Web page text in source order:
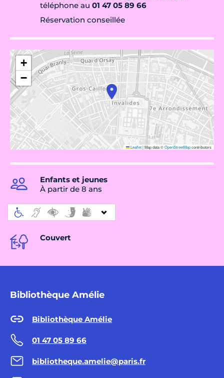
téléphone au 01 47 05 89 66
Réservation conseillée
+
−
Leaflet|Map data ©OpenStreetMapcontributors
Enfants et jeunes
À partir de 8 ans
Couvert
Bibliothèque Amélie
Bibliothèque Amélie
01 47 05 89 66
bibliotheque.amelie@paris.fr